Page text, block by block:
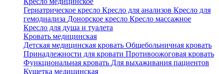
Гериатрическое кресло Кресло для анализов Кресло для
гемодиализа Донорское кресло Кресло массажное
Кресло для душа и туалета
Кровать медицинская
Детская медицинская кровать Общебольничная кровать
Принадлежности для кровати Противоожоговая кровать
Функциональная кровать Для выхаживания пациентов
Кушетка медицинская